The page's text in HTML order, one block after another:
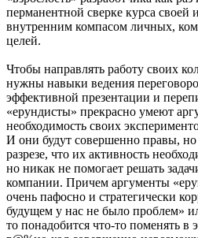
перманентной сверке курса своей
внутренним компасом личных,
целей.
Чтобы направлять работу своих
нужны навыки ведения
эффективной презентации и
«ерундисты» прекрасно умеют
необходимость своих
И они будут совершенно правы,
разрезе, что их активность
но никак не помогает решать
компании. Причем аргументы
очень пафосно и стратегически
будущем у нас не было проблем»
то понадобится что-то поменять в